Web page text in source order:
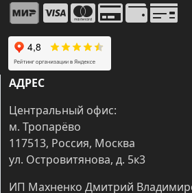
АДРЕС
Центральный офис:
м. Тропарёво
117513, Россия, Москва
ул. Островитянова, д. 5к3
ИП Махненко Дмитрий